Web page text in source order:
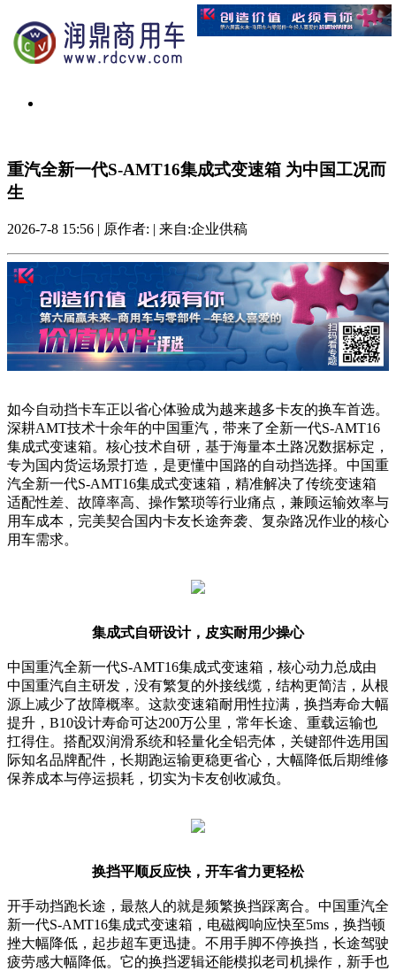
重汽全新一代S-AMT16集成式变速箱 为中国工况而
生
2026-7-8 15:56 | 原作者: | 来自:企业供稿
如今自动挡卡车正以省心体验成为越来越多卡友的换车首选。
深耕AMT技术十余年的中国重汽，带来了全新一代S-AMT16
集成式变速箱。核心技术自研，基于海量本土路况数据标定，
专为国内货运场景打造，是更懂中国路的自动挡选择。中国重
汽全新一代S-AMT16集成式变速箱，精准解决了传统变速箱
适配性差、故障率高、操作繁琐等行业痛点，兼顾运输效率与
用车成本，完美契合国内卡友长途奔袭、复杂路况作业的核心
用车需求。
集成式自研设计，皮实耐用少操心
中国重汽全新一代S-AMT16集成式变速箱，核心动力总成由
中国重汽自主研发，没有繁复的外接线缆，结构更简洁，从根
源上减少了故障概率。这款变速箱耐用性拉满，换挡寿命大幅
提升，B10设计寿命可达200万公里，常年长途、重载运输也
扛得住。搭配双润滑系统和轻量化全铝壳体，关键部件选用国
际知名品牌配件，长期跑运输更稳更省心，大幅降低后期维修
保养成本与停运损耗，切实为卡友创收减负。
换挡平顺反应快，开车省力更轻松
开手动挡跑长途，最熬人的就是频繁换挡踩离合。中国重汽全
新一代S-AMT16集成式变速箱，电磁阀响应快至5ms，换挡顿
挫大幅降低，起步超车更迅捷。不用手脚不停换挡，长途驾驶
疲劳感大幅降低。它的换挡逻辑还能模拟老司机操作，新手也